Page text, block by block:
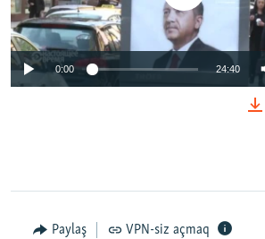
0:00 24:40
Paylaş VPN-siz açmaq